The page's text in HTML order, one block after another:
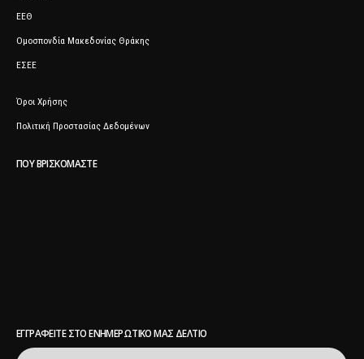
ΕΕΘ
Ομοσπονδία Μακεδονίας Θράκης
ΕΣΕΕ
Όροι Χρήσης
Πολιτική Προστασίας Δεδομένων
ΠΟΥ ΒΡΙΣΚΌΜΑΣΤΕ
ΕΓΓΡΑΦΕΊΤΕ ΣΤΟ ΕΝΗΜΕΡΩΤΙΚΌ ΜΑΣ ΔΕΛΤΊΟ